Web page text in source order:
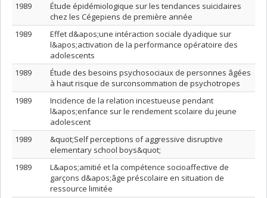
1989
Étude épidémiologique sur les tendances suicidaires
chez les Cégepiens de première année
1989
Effet d&apos;une intéraction sociale dyadique sur
l&apos;activation de la performance opératoire des
adolescents
1989
Étude des besoins psychosociaux de personnes âgées
à haut risque de surconsommation de psychotropes
1989
Incidence de la relation incestueuse pendant
l&apos;enfance sur le rendement scolaire du jeune
adolescent
1989
&quot;Self perceptions of aggressive disruptive
elementary school boys&quot;
1989
L&apos;amitié et la compétence socioaffective de
garçons d&apos;âge préscolaire en situation de
ressource limitée